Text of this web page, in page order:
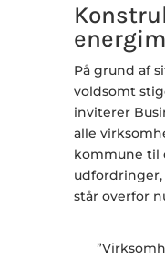
På grund af
voldsomt
inviterer
alle
kommune til
står overfor